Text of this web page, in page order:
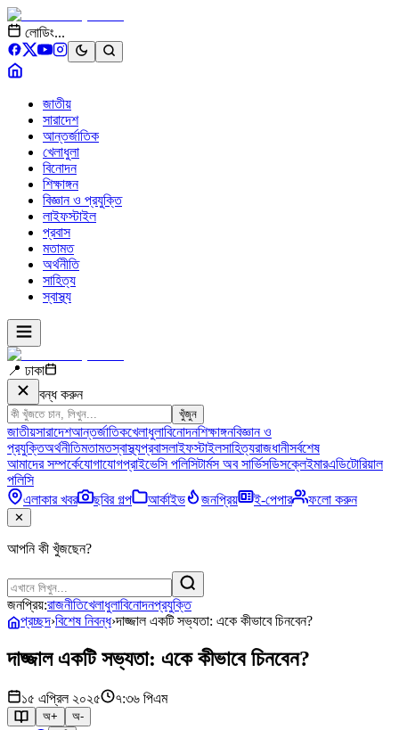
লোডিং...
জাতীয়
সারাদেশ
আন্তর্জাতিক
খেলাধুলা
বিনোদন
শিক্ষাঙ্গন
বিজ্ঞান ও প্রযুক্তি
লাইফস্টাইল
প্রবাস
মতামত
অর্থনীতি
সাহিত্য
স্বাস্থ্য
📍 ঢাকা
বন্ধ করুন
খুঁজুন
জাতীয়সারাদেশআন্তর্জাতিকখেলাধুলাবিনোদনশিক্ষাঙ্গনবিজ্ঞান ও
প্রযুক্তিঅর্থনীতিমতামতস্বাস্থ্যপ্রবাসলাইফস্টাইলসাহিত্যরাজধানীসর্বশেষ
আমাদের সম্পর্কেযোগাযোগপ্রাইভেসি পলিসিটার্মস অব সার্ভিসডিসক্লেইমারএডিটোরিয়াল
পলিসি
এলাকার খবর
ছবির গল্প আর্কাইভ জনপ্রিয় ই-পেপার ফলো করুন
✕
আপনি কী খুঁজছেন?
জনপ্রিয়:রাজনীতিখেলাধুলাবিনোদনপ্রযুক্তি
প্রচ্ছদ›বিশেষ নিবন্ধ›দাজ্জাল একটি সভ্যতা: একে কীভাবে চিনবেন?
দাজ্জাল একটি সভ্যতা: একে কীভাবে চিনবেন?
১৫ এপ্রিল ২০২৫ ৭:৩৬ পিএম
অ+ অ-